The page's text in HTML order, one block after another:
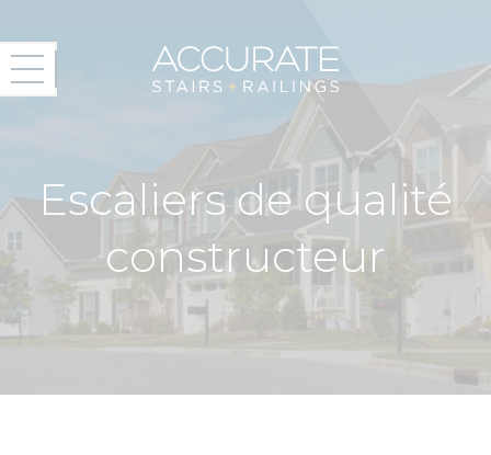
Escaliers de qualité
constructeur